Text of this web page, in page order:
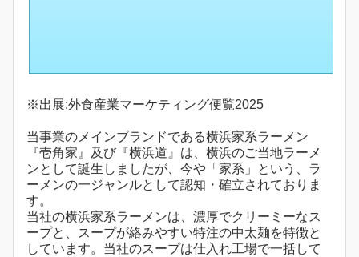
※出展:外食産業マーケティング便覧2025
当事業のメインブランドである横浜家系ラーメン
『壱角家』及び『横浜道』は、横浜のご当地ラーメ
ンとして誕生しましたが、今や「家系」という、ラ
ーメンの一ジャンルとして認知・確立されておりま
す。
当社の横浜家系ラーメンは、濃厚でクリーミーなス
ープと、スープが絡みやすい特注の中太麺を特徴と
しています。当社のスープは仕入れ工場で一括して